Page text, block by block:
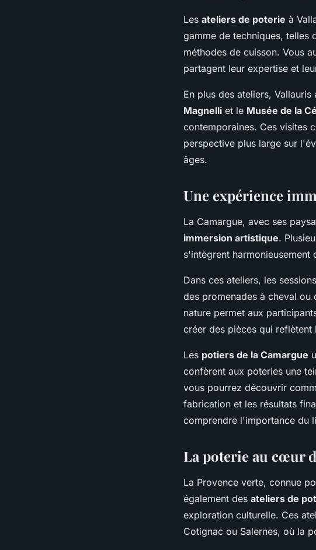
Les ateliers de poterie à
gamme de techniques, telles
méthodes de cuisson. Vous
partagent leur expertise et
En plus des ateliers,
Magnelli et le Musée de la
contemporaines. Ces visites
perspective plus large sur
âges.
Une expérience
La Camargue, avec ses
immersion artistique.
s'intègrent
Dans ces ateliers, les
des promenades à cheval
nature permet aux
créer des pièces qui
Les potiers de la Camargue
confèrent aux poteries une
vous pourrez découvrir
fabrication et les résultats
comprendre l'importance du
La poterie au cœur
La Provence verte, connue
également des ateliers de
exploration culturelle. Ces
Cotignac ou Salernes, où la